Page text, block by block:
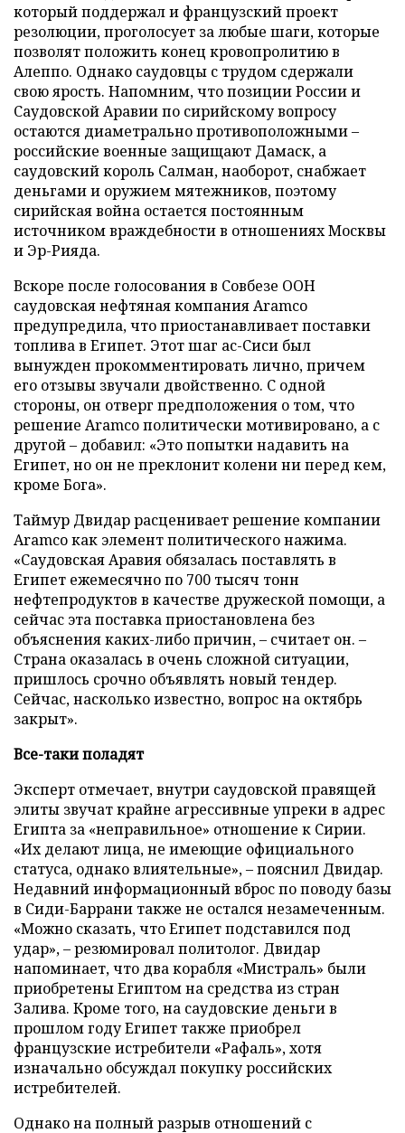
который поддержал и французский проект
резолюции, проголосует за любые шаги, которые
позволят положить конец кровопролитию в
Алеппо. Однако саудовцы с трудом сдержали
свою ярость. Напомним, что позиции России и
Саудовской Аравии по сирийскому вопросу
остаются диаметрально противоположными –
российские военные защищают Дамаск, а
саудовский король Салман, наоборот, снабжает
деньгами и оружием мятежников, поэтому
сирийская война остается постоянным
источником враждебности в отношениях Москвы
и Эр-Рияда.
Вскоре после голосования в Совбезе ООН
саудовская нефтяная компания Aramco
предупредила, что приостанавливает поставки
топлива в Египет. Этот шаг ас-Сиси был
вынужден прокомментировать лично, причем
его отзывы звучали двойственно. С одной
стороны, он отверг предположения о том, что
решение Aramco политически мотивировано, а с
другой – добавил: «Это попытки надавить на
Египет, но он не преклонит колени ни перед кем,
кроме Бога».
Таймур Двидар расценивает решение компании
Aramco как элемент политического нажима.
«Саудовская Аравия обязалась поставлять в
Египет ежемесячно по 700 тысяч тонн
нефтепродуктов в качестве дружеской помощи, а
сейчас эта поставка приостановлена без
объяснения каких-либо причин, – считает он. –
Страна оказалась в очень сложной ситуации,
пришлось срочно объявлять новый тендер.
Сейчас, насколько известно, вопрос на октябрь
закрыт».
Все-таки поладят
Эксперт отмечает, внутри саудовской правящей
элиты звучат крайне агрессивные упреки в адрес
Египта за «неправильное» отношение к Сирии.
«Их делают лица, не имеющие официального
статуса, однако влиятельные», – пояснил Двидар.
Недавний информационный вброс по поводу базы
в Сиди-Баррани также не остался незамеченным.
«Можно сказать, что Египет подставился под
удар», – резюмировал политолог. Двидар
напоминает, что два корабля «Мистраль» были
приобретены Египтом на средства из стран
Залива. Кроме того, на саудовские деньги в
прошлом году Египет также приобрел
французские истребители «Рафаль», хотя
изначально обсуждал покупку российских
истребителей.
Однако на полный разрыв отношений с